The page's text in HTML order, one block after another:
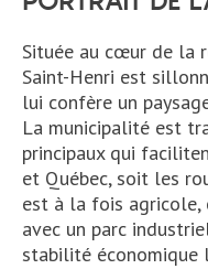
Située au cœur de la
Saint-Henri est
lui confère un
La municipalité est
principaux qui
et Québec, soit les
est à la fois agricole,
avec un parc
stabilité économique